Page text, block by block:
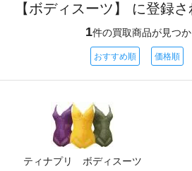
【ボディスーツ】 に登録
1件の買取商品が見つ
おすすめ順 価格順
ティナプリ ボディスーツ